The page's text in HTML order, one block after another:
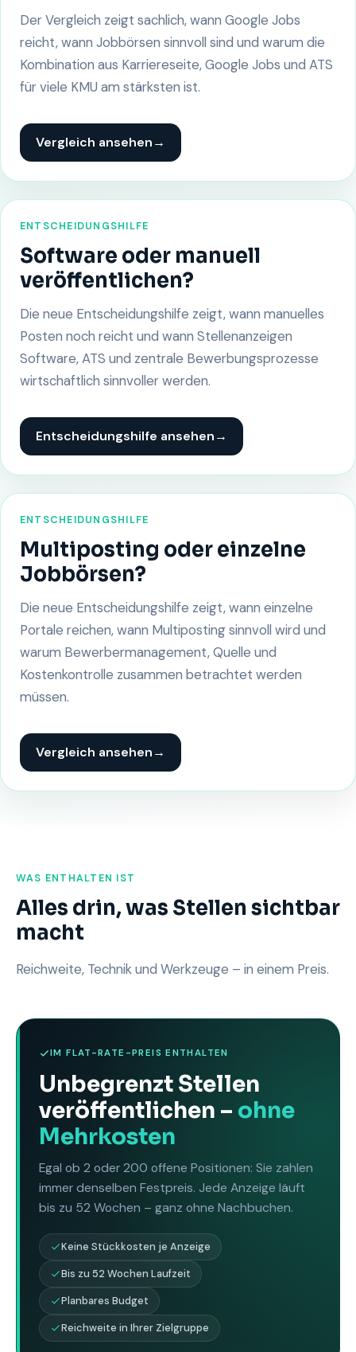
Der Vergleich zeigt sachlich, wann Google Jobs
reicht, wann Jobbörsen sinnvoll sind und warum die
Kombination aus Karriereseite, Google Jobs und ATS
für viele KMU am stärksten ist.
Vergleich ansehen→
ENTSCHEIDUNGSHILFE
Software oder manuell
veröffentlichen?
Die neue Entscheidungshilfe zeigt, wann manuelles
Posten noch reicht und wann Stellenanzeigen
Software, ATS und zentrale Bewerbungsprozesse
wirtschaftlich sinnvoller werden.
Entscheidungshilfe ansehen→
ENTSCHEIDUNGSHILFE
Multiposting oder einzelne
Jobbörsen?
Die neue Entscheidungshilfe zeigt, wann einzelne
Portale reichen, wann Multiposting sinnvoll wird und
warum Bewerbermanagement, Quelle und
Kostenkontrolle zusammen betrachtet werden
müssen.
Vergleich ansehen→
WAS ENTHALTEN IST
Alles drin, was Stellen sichtbar
macht
Reichweite, Technik und Werkzeuge – in einem Preis.
IM FLAT-RATE-PREIS ENTHALTEN
Unbegrenzt Stellen
veröffentlichen – ohne
Mehrkosten
Egal ob 2 oder 200 offene Positionen: Sie zahlen
immer denselben Festpreis. Jede Anzeige läuft
bis zu 52 Wochen – ganz ohne Nachbuchen.
Keine Stückkosten je Anzeige
Bis zu 52 Wochen Laufzeit
Planbares Budget
Reichweite in Ihrer Zielgruppe